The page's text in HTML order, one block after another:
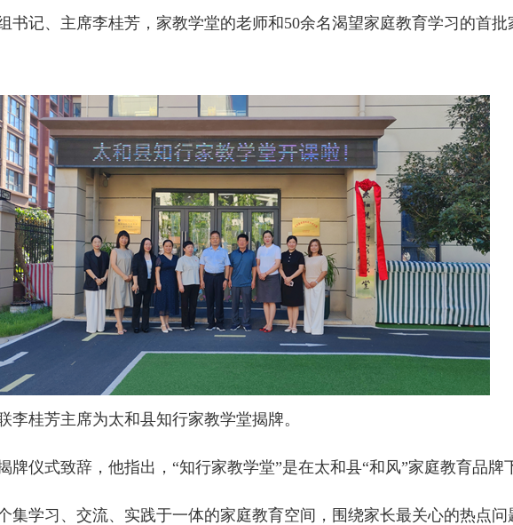
书记、主席李桂芳，家教学堂的老师和50余名渴望家庭教育学习的首
桂芳主席为太和县知行家教学堂揭牌。
仪式致辞，他指出，“知行家教学堂”是在太和县“和风”家庭教育品牌
集学习、交流、实践于一体的家庭教育空间，围绕家长最关心的热点问